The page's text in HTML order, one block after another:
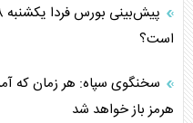
است؟
سخنگوی سپاه: هر زمان که
هرمز باز خواهد شد